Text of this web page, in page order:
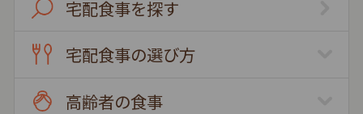
宅配食事を探す
宅配食事の選び方
高齢者の食事